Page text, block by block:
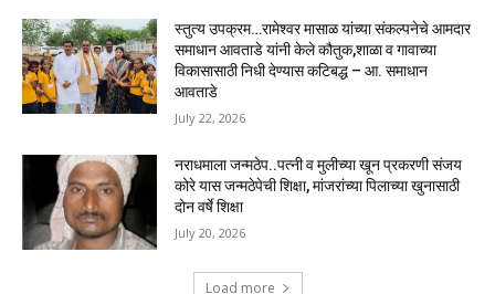
स्तुत्य उपक्रम…रामेश्वर मासाळ यांच्या संकल्पनेचे आमदार
समाधान आवताडे यांनी केले कौतुक,शाळा व गावाच्या
विकासासाठी निधी देण्यास कटिबद्ध – आ. समाधान
आवताडे
July 22, 2026
नराधमाला जन्मठेप..पत्नी व मुलीच्या खून प्रकरणी संजय
कोरे यास जन्मठेपेची शिक्षा, मांजरांच्या पिलाच्या खुनासाठी
दोन वर्षे शिक्षा
July 20, 2026
Load more